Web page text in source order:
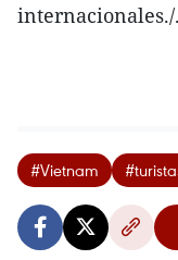
internacionales./.
#Vietnam